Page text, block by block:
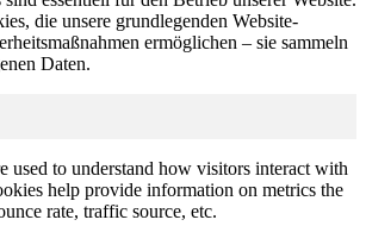
die unsere grundlegenden Website-
ermöglichen – sie sammeln
Daten.
used to understand how visitors interact with
help provide information on metrics the
rate, traffic source, etc.